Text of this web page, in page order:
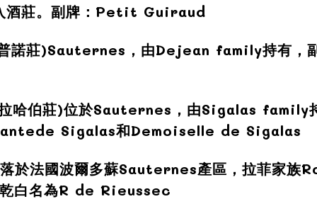
酒莊。副牌：Petit Guiraud
諾莊)Sauternes，由Dejean family持有，
哈伯莊)位於Sauternes，由Sigalas family
Sigalas和Demoiselle de Sigalas
於法國波爾多蘇Sauternes產區，拉菲家族
乾白名為R de Rieussec